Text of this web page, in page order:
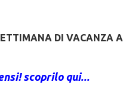
DI VACANZA A
scoprilo qui...